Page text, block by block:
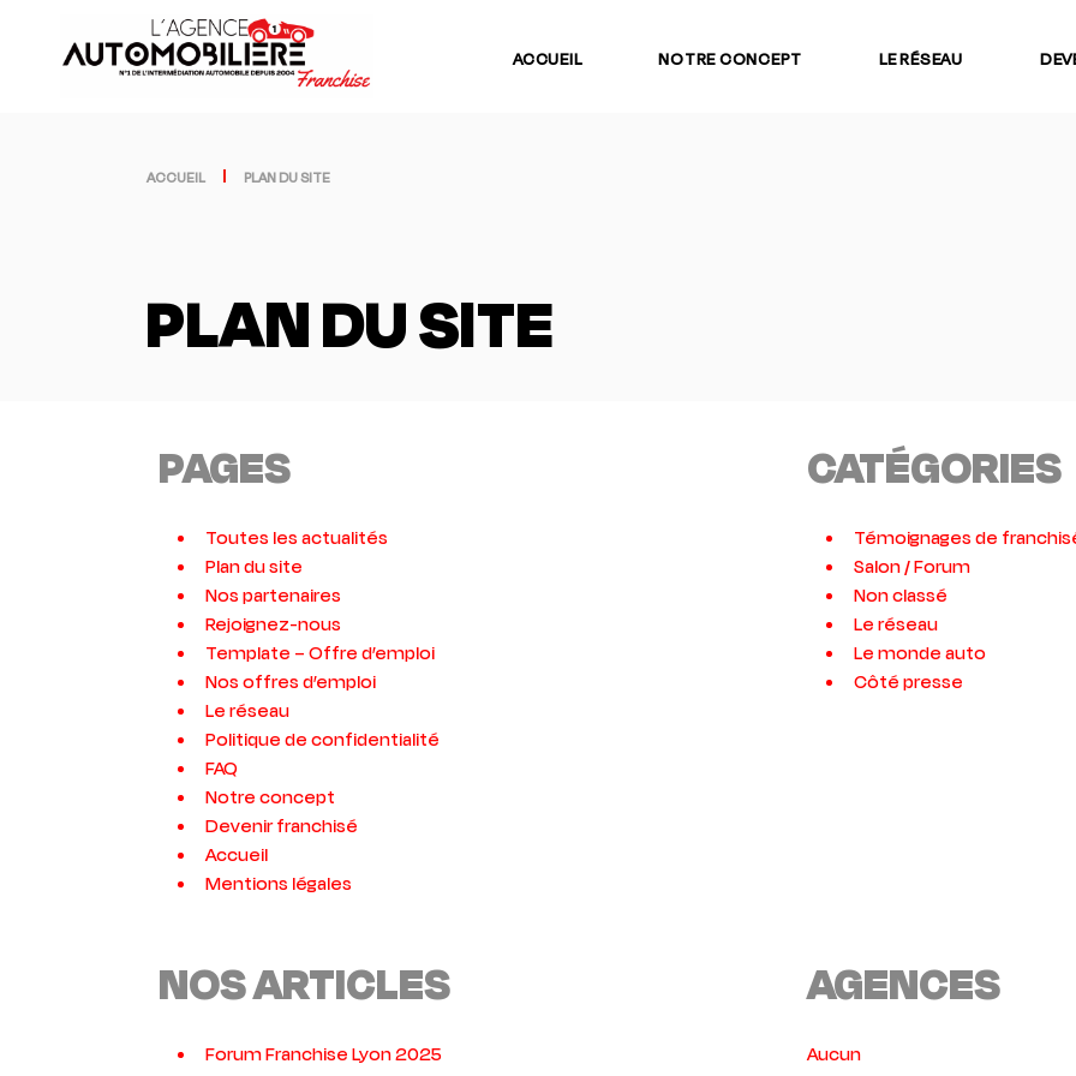
ACCUEIL NOTRE CONCEPT LE RÉSEAU
ACCUEIL PLAN DU SITE
PLAN DU SITE
PAGES
Toutes les actualités
Plan du site
Nos partenaires
Rejoignez-nous
Template – Offre d’emploi
Nos offres d’emploi
Le réseau
Politique de confidentialité
FAQ
Notre concept
Devenir franchisé
Accueil
Mentions légales
CATÉGORIES
Témoignages de
Salon / Forum
Non classé
Le réseau
Le monde auto
Côté presse
NOS ARTICLES
Forum Franchise Lyon 2025
AGENCES
Aucun